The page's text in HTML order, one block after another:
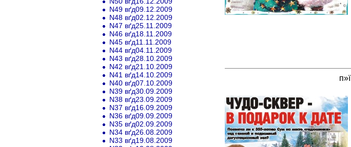
п»ї
N49 вґд09.12.2009
N48 вґд02.12.2009
N47 вґд25.11.2009
N46 вґд18.11.2009
N45 вґд11.11.2009
N44 вґд04.11.2009
N43 вґд28.10.2009
N42 вґд21.10.2009
N41 вґд14.10.2009
N40 вґд07.10.2009
N39 вґд30.09.2009
N38 вґд23.09.2009
N37 вґд16.09.2009
N36 вґд09.09.2009
N35 вґд02.09.2009
N34 вґд26.08.2009
N33 вґд19.08.2009